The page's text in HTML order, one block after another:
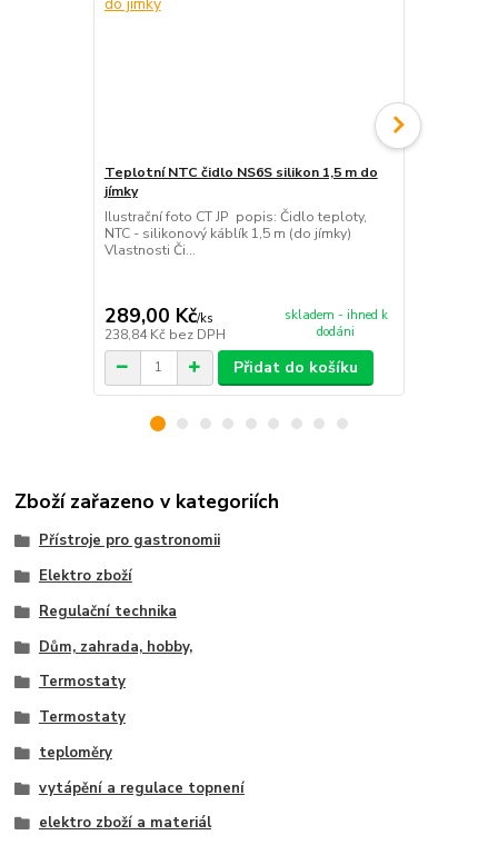
Teplotní NTC čidlo NS6S silikon 1,5 m do
jímky
Ilustrační foto CT JP popis: Čidlo teploty,
NTC - silikonový káblík 1,5 m (do jímky)
Vlastnosti Či...
289,00 Kč/ks
238,84 Kč bez DPH
skladem - ihned k
dodáni
Přidat do košíku
Zboží zařazeno v kategoriích
Přístroje pro gastronomii
Elektro zboží
Regulační technika
Dům, zahrada, hobby,
Termostaty
Termostaty
teploměry
vytápění a regulace topnení
elektro zboží a materiál